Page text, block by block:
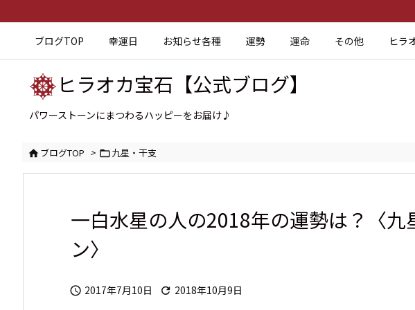
ブログTOP 幸運日 お知らせ各種 運勢 運命 その他 ヒラ
ヒラオカ宝石【公式ブログ】
パワーストーンにまつわるハッピーをお届け♪
ブログTOP > 九星・干支
一白水星の人の2018年の運勢は？〈九
ン〉
 2017年7月10日  2018年10月9日